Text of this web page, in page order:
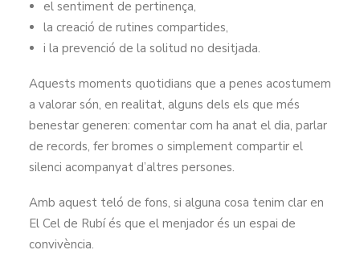
el sentiment de pertinença,
la creació de rutines compartides,
i la prevenció de la solitud no desitjada.
Aquests moments quotidians que a penes acostumem
a valorar són, en realitat, alguns dels els que més
benestar generen: comentar com ha anat el dia, parlar
de records, fer bromes o simplement compartir el
silenci acompanyat d’altres persones.
Amb aquest teló de fons, si alguna cosa tenim clar en
El Cel de Rubí és que el menjador és un espai de
convivència.